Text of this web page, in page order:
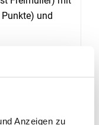
Anzeigen zu
und
sehr guten 580
Im